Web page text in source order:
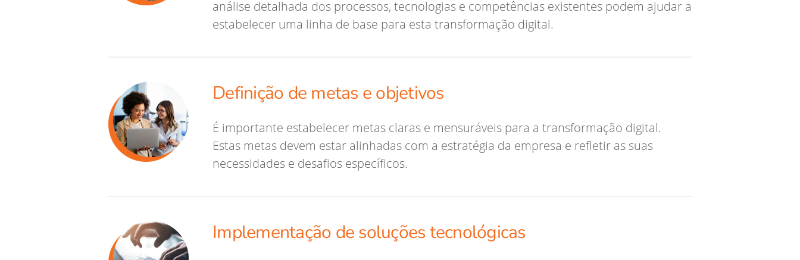
análise detalhada dos processos, tecnologias e competências existentes podem ajudar a
estabelecer uma linha de base para esta transformação digital.
Definição de metas e objetivos
É importante estabelecer metas claras e mensuráveis para a transformação digital.
Estas metas devem estar alinhadas com a estratégia da empresa e refletir as suas
necessidades e desafios específicos.
Implementação de soluções tecnológicas